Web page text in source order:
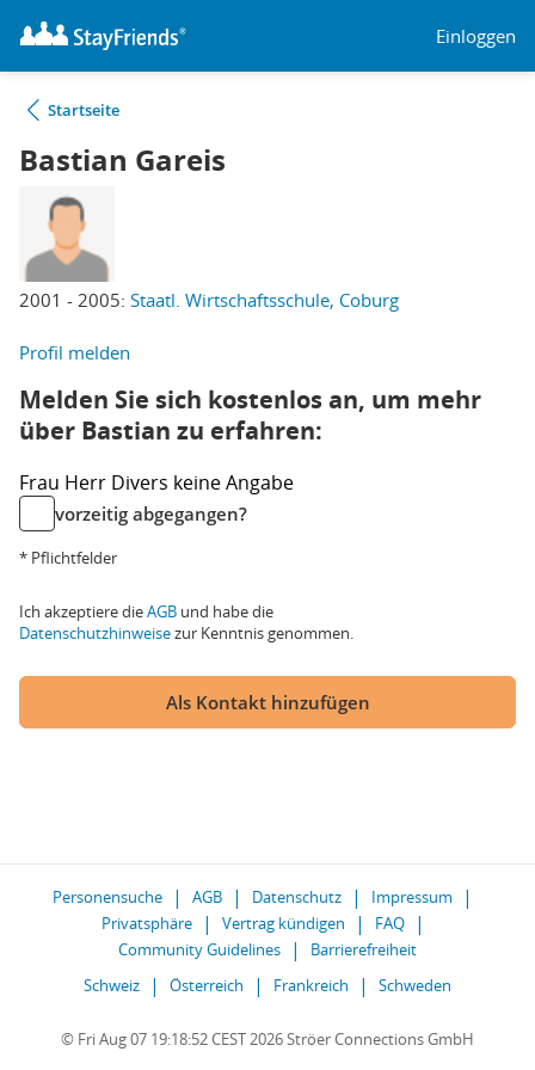
Einloggen
Startseite
Bastian Gareis
2001 - 2005: Staatl. Wirtschaftsschule, Coburg
Profil melden
Melden Sie sich kostenlos an, um mehr
über Bastian zu erfahren:
Frau Herr Divers keine Angabe
vorzeitig abgegangen?
* Pflichtfelder
Ich akzeptiere dieAGB und habe die
Datenschutzhinweisezur Kenntnis genommen.
Als Kontakt hinzufügen
Personensuche AGB Datenschutz
Impressum
Privatsphäre
Vertrag kündigen
FAQ
Community Guidelines
Barrierefreiheit
Schweiz
Österreich Frankreich Schweden
© Fri Aug 07 19:18:52 CEST 2026 Ströer Connections GmbH